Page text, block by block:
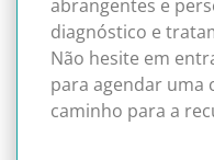
abrangentes e
diagnóstico e
Não hesite em
para agendar uma
caminho para a